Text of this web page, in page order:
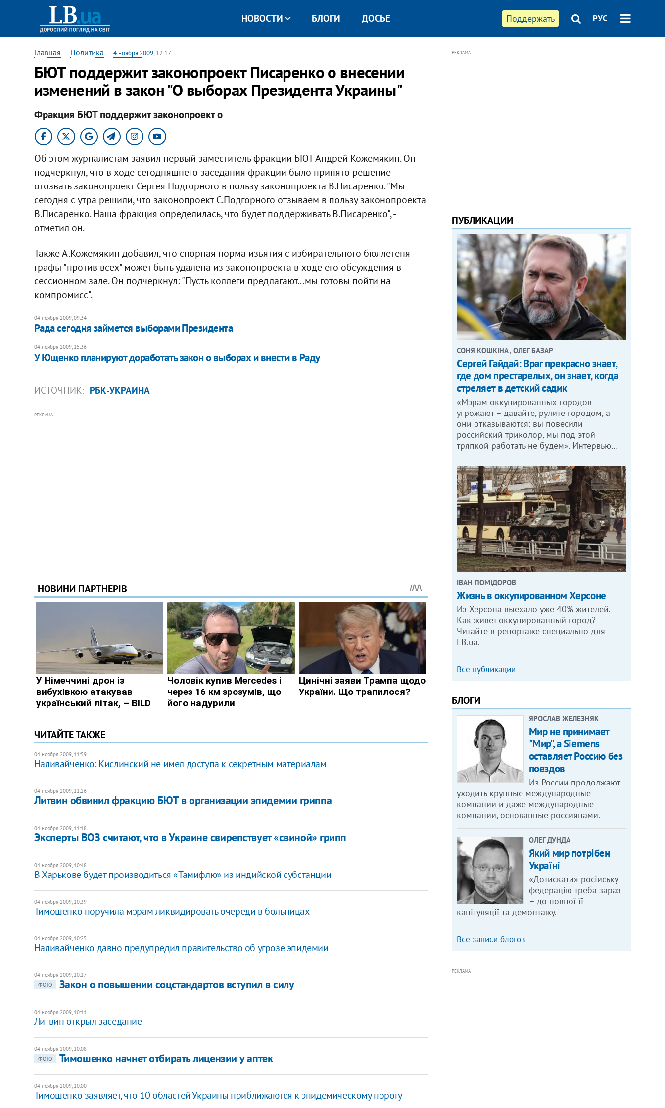
Поддержать РУС
НОВОСТИ БЛОГИ ДОСЬЕ
Главная — Политика — 4 ноября 2009, 12:17
БЮТ поддержит законопроект Писаренко о внесении
изменений в закон "О выборах Президента Украины"
Фракция БЮТ поддержит законопроект о
Об этом журналистам заявил первый заместитель фракции БЮТ Андрей Кожемякин. Он
подчеркнул, что в ходе сегодняшнего заседания фракции было принято решение
отозвать законопроект Сергея Подгорного в пользу законопроекта В.Писаренко. "Мы
сегодня с утра решили, что законопроект С.Подгорного отзываем в пользу законопроекта
В.Писаренко. Наша фракция определилась, что будет поддерживать В.Писаренко", -
отметил он.
Также А.Кожемякин добавил, что спорная норма изъятия с избирательного бюллетеня
графы "против всех" может быть удалена из законопроекта в ходе его обсуждения в
сессионном зале. Он подчеркнул: "Пусть коллеги предлагают...мы готовы пойти на
компромисс".
04 ноября 2009, 09:34
Рада сегодня займется выборами Президента
04 ноября 2009, 15:36
У Ющенко планируют доработать закон о выборах и внести в Раду
ИСТОЧНИК: РБК-УКРАИНА
РЕКЛАМА
ЧИТАЙТЕ ТАКЖЕ
04 ноября 2009, 11:59
Наливайченко: Кислинский не имел доступа к секретным материалам
04 ноября 2009, 11:26
Литвин обвинил фракцию БЮТ в организации эпидемии гриппа
04 ноября 2009, 11:18
Эксперты ВОЗ считают, что в Украине свирепствует «свиной» грипп
04 ноября 2009, 10:48
В Харькове будет производиться «Тамифлю» из индийской субстанции
04 ноября 2009, 10:39
Тимошенко поручила мэрам ликвидировать очереди в больницах
04 ноября 2009, 10:25
Наливайченко давно предупредил правительство об угрозе эпидемии
04 ноября 2009, 10:17
ФОТО
Закон о повышении соцстандартов вступил в силу
04 ноября 2009, 10:11
Литвин открыл заседание
04 ноября 2009, 10:08
ФОТО
Тимошенко начнет отбирать лицензии у аптек
04 ноября 2009, 10:00
Тимошенко заявляет, что 10 областей Украины приближаются к эпидемическому порогу
РЕКЛАМА
ПУБЛИКАЦИИ
СОНЯ КОШКІНА , ОЛЕГ БАЗАР
Сергей Гайдай: Враг прекрасно знает,
где дом престарелых, он знает, когда
стреляет в детский садик
«Мэрам оккупированных городов
угрожают – давайте, рулите городом, а
они отказываются: вы повесили
российский триколор, мы под этой
тряпкой работать не будем». Интервью…
ІВАН ПОМІДОРОВ
Жизнь в оккупированном Херсоне
Из Херсона выехало уже 40% жителей.
Как живет оккупированный город?
Читайте в репортаже специально для
LB.ua.
Все публикации
БЛОГИ
ЯРОСЛАВ ЖЕЛЕЗНЯК
Мир не принимает
"Мир", а Siemens
оставляет Россию без
поездов
Из России продолжают
уходить крупные международные
компании и даже международные
компании, основанные россиянами.
ОЛЕГ ДУНДА
Який мир потрібен
Україні
«Дотискати» російську
федерацію треба зараз
– до повної її
капітуляції та демонтажу.
Все записи блогов
РЕКЛАМА